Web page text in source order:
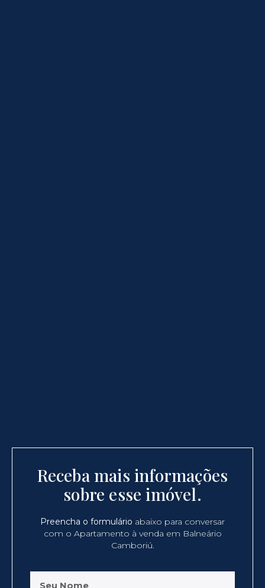
Receba mais informações
sobre esse imóvel.
Preencha o formulário abaixo para conversar
com o Apartamento à venda em Balneário
Camboriú.